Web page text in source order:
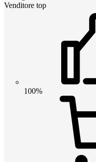
Venditore top
100%